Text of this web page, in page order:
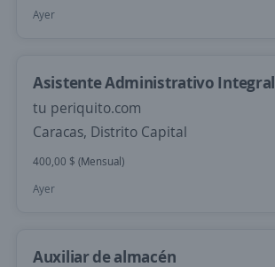
Ayer
Asistente Administrativo Integral
tu periquito.com
Caracas, Distrito Capital
400,00 $ (Mensual)
Ayer
Auxiliar de almacén